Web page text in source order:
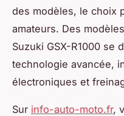
des modèles, le choix
amateurs. Des
Suzuki GSX-R1000 se
technologie avancée,
électroniques et
Sur info-auto-moto.fr,